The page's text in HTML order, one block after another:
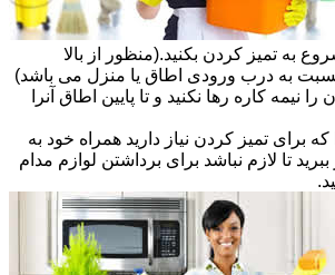
به تمیز کردن بکنید.(منظور از بالا
به درب ورودی اطاق یا منزل می باشد)
نیمه کاره رها نکنید و تا پایین اطاق آنرا
برای تمیز کردن نیاز دارید همراه خود به
تا لازم نباشد برای برداشتن لوازم مدام